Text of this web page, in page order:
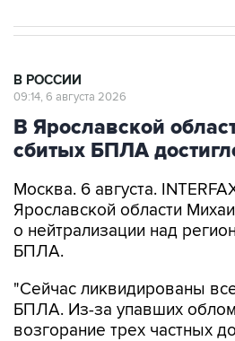
В РОССИИ
09:14, 6 августа 2026
В Ярославской
сбитых БПЛА
Москва. 6 августа.
Ярославской области
о нейтрализации над
БПЛА.
"Сейчас ликвидированы
БПЛА. Из-за упавших
возгорание трех частных